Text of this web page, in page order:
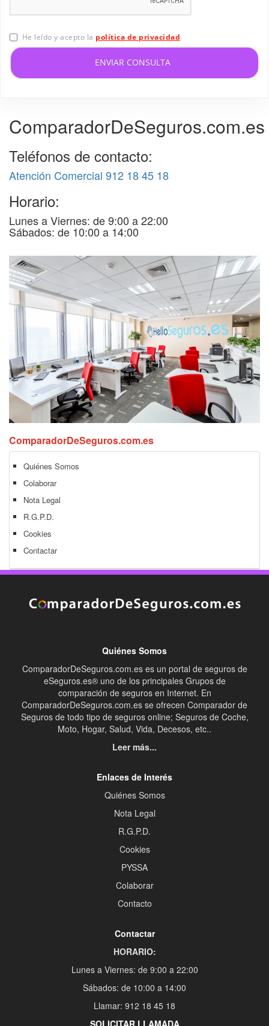
He leído y acepto la política de privacidad
ENVIAR CONSULTA
ComparadorDeSeguros.com.es
Teléfonos de contacto:
Atención Comercial 912 18 45 18
Horario:
Lunes a Viernes: de 9:00 a 22:00
Sábados: de 10:00 a 14:00
ComparadorDeSeguros.com.es
Quiénes Somos
Colaborar
Nota Legal
R.G.P.D.
Cookies
Contactar
Quiénes Somos
ComparadorDeSeguros.com.es es un portal de seguros de
eSeguros.es® uno de los principales Grupos de
comparación de seguros en Internet. En
ComparadorDeSeguros.com.es se ofrecen Comparador de
Seguros de todo tipo de seguros online; Seguros de Coche,
Moto, Hogar, Salud, Vida, Decesos, etc..
Leer más...
Enlaces de Interés
Quiénes Somos
Nota Legal
R.G.P.D.
Cookies
PYSSA
Colaborar
Contacto
Contactar
HORARIO:
Lunes a Viernes: de 9:00 a 22:00
Sábados: de 10:00 a 14:00
Llamar: 912 18 45 18